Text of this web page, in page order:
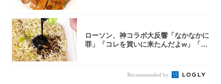
ローソン、神コラボ大反響「なかなかに
罪」「コレを買いに来たんだよw」「３
Recommended by